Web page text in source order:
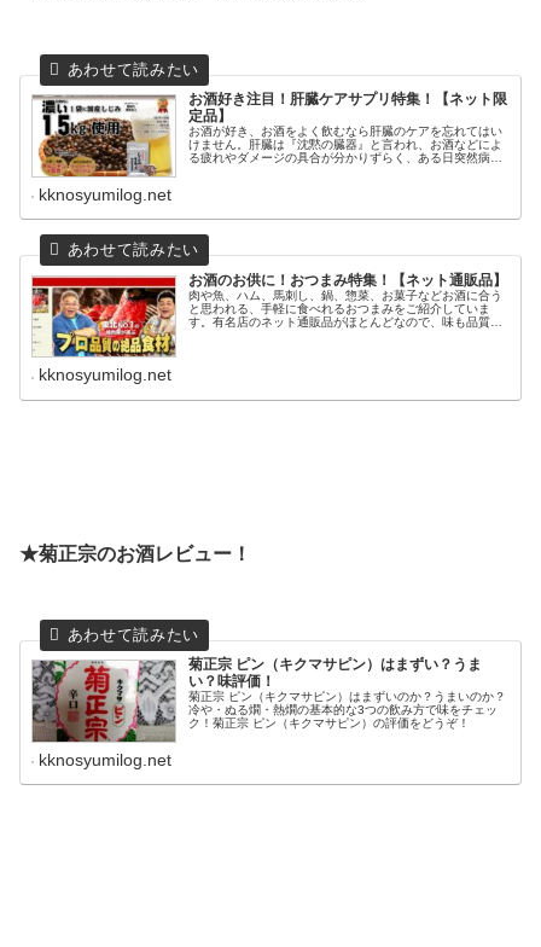
お酒好き注目！肝臓ケアサプリ特集！【ネット限
定品】
お酒が好き、お酒をよく飲むなら肝臓のケアを忘れてはい
けません。肝臓は『沈黙の臓器』と言われ、お酒などによ
る疲れやダメージの具合が分かりずらく、ある日突然病気
kknosyumilog.net
お酒のお供に！おつまみ特集！【ネット通販品】
肉や魚、ハム、馬刺し、鍋、惣菜、お菓子などお酒に合う
と思われる、手軽に食べれるおつまみをご紹介していま
す。有名店のネット通販品がほとんどなので、味も品質も
kknosyumilog.net
★菊正宗のお酒レビュー！
菊正宗 ピン（キクマサピン）はまずい？うま
い？味評価！
菊正宗 ピン（キクマサピン）はまずいのか？うまいのか？
冷や・ぬる燗・熱燗の基本的な3つの飲み方で味をチェッ
ク！菊正宗 ピン（キクマサピン）の評価をどうぞ！
kknosyumilog.net